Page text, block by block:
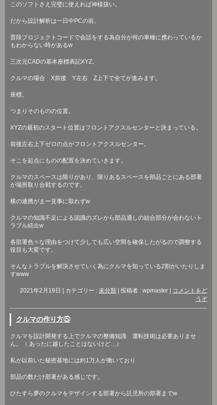
このソフトさえ完璧に使えれば神様扱い。
だから設計解析は一日中PCの前。
普段プロジェクトコードで会話をする為自分が何の車種に携わっているか
もわからない時があるw
三次元CADの基本座標表記XYZ。
クルマの場合X前後Y左右Z 上下で全てが進みます。
座標。
つまりそのものの位置。
XYZの最初のスタート位置はフロントアクスルセンターと決まっている。
前後左右上下ゼロの点がフロントアクスルセンター。
そこを起点にものの配置を決めていきます。
クルマのスペースは限りがあり、限りあるスペースを部品ごとにある部署
が場所取り合戦するのです。
横の連携がまー見事に取れずw
クルマの知識不足による認識のズレから部品通しの結合部分が合わないト
ラブル続出w
各部署色々な理由をつけて少しでも広い空間を確保したがるので調整する
役目も大変です。
そんなトラブルを解決させていく為にクルマを知っている2割がいたりしま
すwww
2021年2月19日 | カテゴリー : 未分類 | 投稿者 : wpmaster | コメントをど
うぞ
クルマの作り方⑤
クルマを設計開発する上でクルマの整備知識 運転技術は必要ありませ
ん。（ あったに越したことはないけど… ）
私が以前いた秘密基地には約1万人が働いており
部品の数だけ部署がある感じです。
ひたすら夢のクルマをデザインする部署から託児所の部署までw